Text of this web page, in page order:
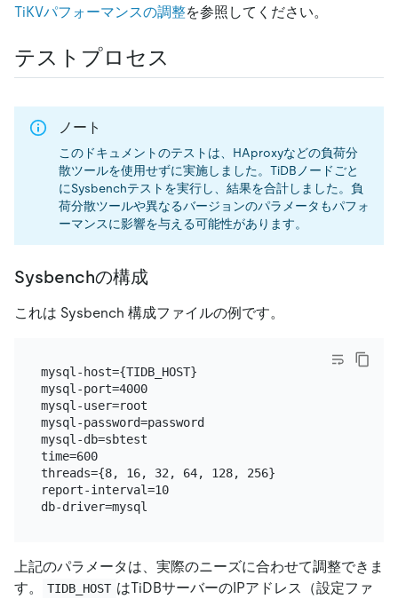
TiKVパフォーマンスの調整を参照してください。
テストプロセス
ノート
このドキュメントのテストは、HAproxyなどの負荷分
散ツールを使用せずに実施しました。TiDBノードごと
にSysbenchテストを実行し、結果を合計しました。負
荷分散ツールや異なるバージョンのパラメータもパフォ
ーマンスに影響を与える可能性があります。
Sysbenchの構成
これは Sysbench 構成ファイルの例です。
mysql-host={TIDB_HOST}
mysql-port=4000
mysql-user=root
mysql-password=password
mysql-db=sbtest
time=600
threads={8, 16, 32, 64, 128, 256}
report-interval=10
上記のパラメータは、実際のニーズに合わせて調整できま
す。
TIDB_HOST はTiDBサーバーのIPアドレス（設定ファ